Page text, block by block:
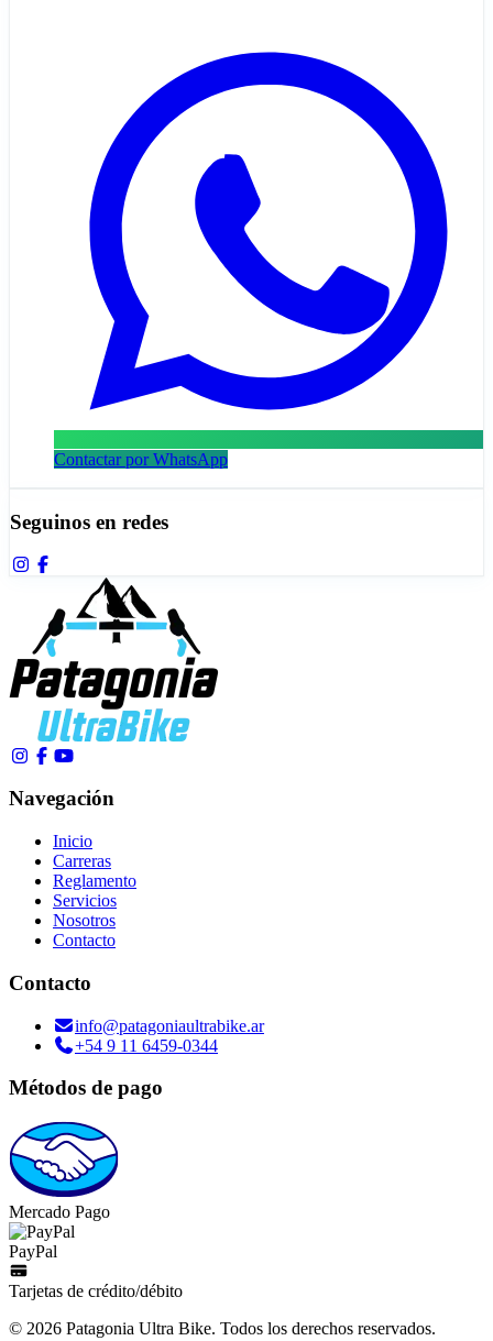
Contactar por WhatsApp
Seguinos en redes
Navegación
Inicio
Carreras
Reglamento
Servicios
Nosotros
Contacto
Contacto
info@patagoniaultrabike.ar
+54 9 11 6459-0344
Métodos de pago
Mercado Pago
PayPal
Tarjetas de crédito/débito
© 2026 Patagonia Ultra Bike. Todos los derechos reservados.